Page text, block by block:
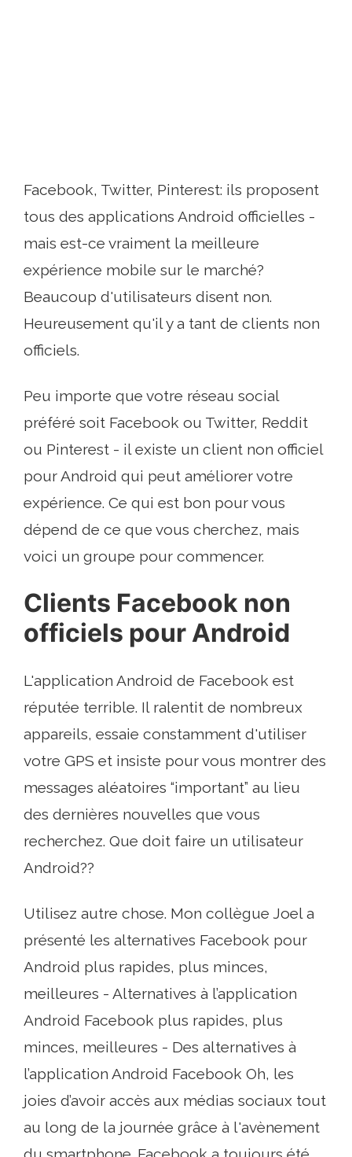
Facebook, Twitter, Pinterest: ils proposent
tous des applications Android officielles -
mais est-ce vraiment la meilleure
expérience mobile sur le marché?
Beaucoup d'utilisateurs disent non.
Heureusement qu'il y a tant de clients non
officiels.
Peu importe que votre réseau social
préféré soit Facebook ou Twitter, Reddit
ou Pinterest - il existe un client non officiel
pour Android qui peut améliorer votre
expérience. Ce qui est bon pour vous
dépend de ce que vous cherchez, mais
voici un groupe pour commencer.
Clients Facebook non
officiels pour Android
L'application Android de Facebook est
réputée terrible. Il ralentit de nombreux
appareils, essaie constamment d'utiliser
votre GPS et insiste pour vous montrer des
messages aléatoires “important” au lieu
des dernières nouvelles que vous
recherchez. Que doit faire un utilisateur
Android??
Utilisez autre chose. Mon collègue Joel a
présenté les alternatives Facebook pour
Android plus rapides, plus minces,
meilleures - Alternatives à l’application
Android Facebook plus rapides, plus
minces, meilleures - Des alternatives à
l’application Android Facebook Oh, les
joies d’avoir accès aux médias sociaux tout
au long de la journée grâce à l'avènement
du smartphone. Facebook a toujours été